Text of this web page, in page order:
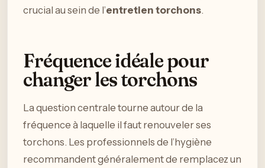
crucial au sein de l’entretien torchons.
Fréquence idéale pour
changer les torchons
La question centrale tourne autour de la
fréquence à laquelle il faut renouveler ses
torchons. Les professionnels de l’hygiène
recommandent généralement de remplacez un